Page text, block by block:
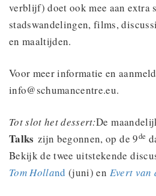
verblijf) doet ook mee aan extra
stadswandelingen, films,
en maaltijden.
Voor meer informatie en
info@schumancentre.eu.
Tot slot het dessert:De
Talkszijn begonnen, op de 9de
Bekijk de twee uitstekende
Tom Holland (juni) en Evert van